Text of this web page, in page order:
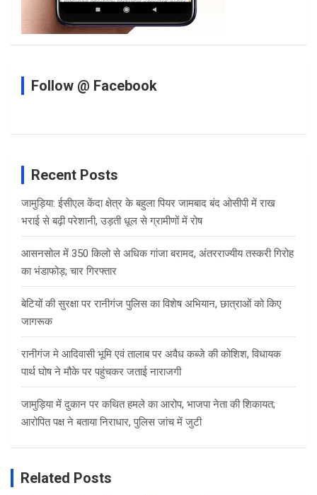
Follow @ Facebook
Recent Posts
जामुड़िया: ईसीएल केंदा क्षेत्र के बहुला पियर जामबाद बंद ओसीपी में राख
भराई से बढ़ी परेशानी, उड़ती धूल से ग्रामीणों में रोष
आसनसोल में 350 किलो से अधिक गांजा बरामद, अंतरराज्यीय तस्करी गिरोह
का भंडाफोड़; चार गिरफ्तार
बेटियों की सुरक्षा पर रानीगंज पुलिस का विशेष अभियान, छात्राओं को किए
जागरूक
रानीगंज मे आदिवासी भूमि एवं तालाब पर अवैध कब्जे की कोशिश, विधायक
पार्थ घोष ने मौके पर पहुंचकर जताई नाराजगी
जामुड़िया में दुकान पर कथित हमले का आरोप, भाजपा नेता की शिकायत;
आरोपित पक्ष ने बताया निराधार, पुलिस जांच में जुटी
Related Posts